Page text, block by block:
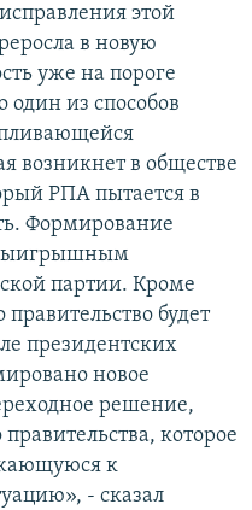
этой
в новую
уже на пороге
один из способов
возникнет в обществе
РПА пытается в
Формирование
партии. Кроме
правительство будет
президентских
новое
решение,
которое
к
- сказал